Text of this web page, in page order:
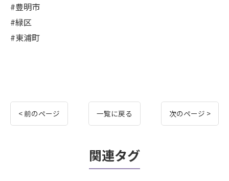
#豊明市
#緑区
#東浦町
< 前のページ 一覧に戻る 次のページ >
関連タグ